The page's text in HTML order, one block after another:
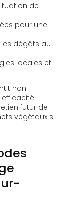
de
pour une
dégâts au
locales et
non
futur de
végétaux si